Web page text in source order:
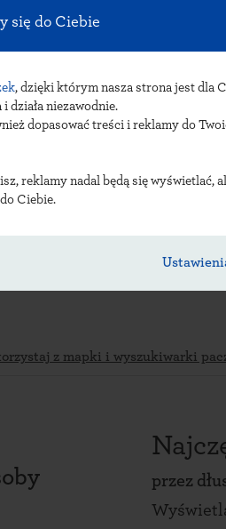
się do Ciebie
, dzięki którym nasza strona jest dla
działa niezawodnie.
dopasować treści i reklamy do
reklamy nadal będą się wyświetlać,
Ciebie.
Zamów
dostawy
z mapki i wyszukiwarki
przez